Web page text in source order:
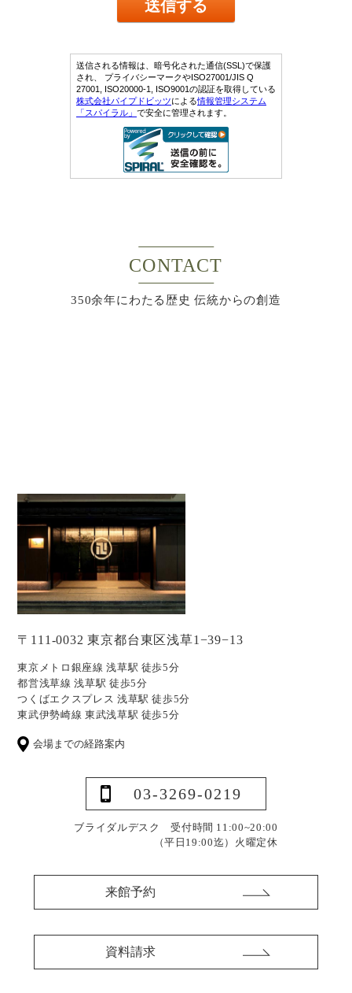
CONTACT
350余年にわたる歴史 伝統からの創造
〒111-0032 東京都台東区浅草1−39−13
東京メトロ銀座線 浅草駅 徒歩5分
都営浅草線 浅草駅 徒歩5分
つくばエクスプレス 浅草駅 徒歩5分
東武伊勢崎線 東武浅草駅 徒歩5分
会場までの経路案内
03-3269-0219
ブライダルデスク 受付時間 11:00~20:00
（平日19:00迄） 火曜定休
来館予約
資料請求